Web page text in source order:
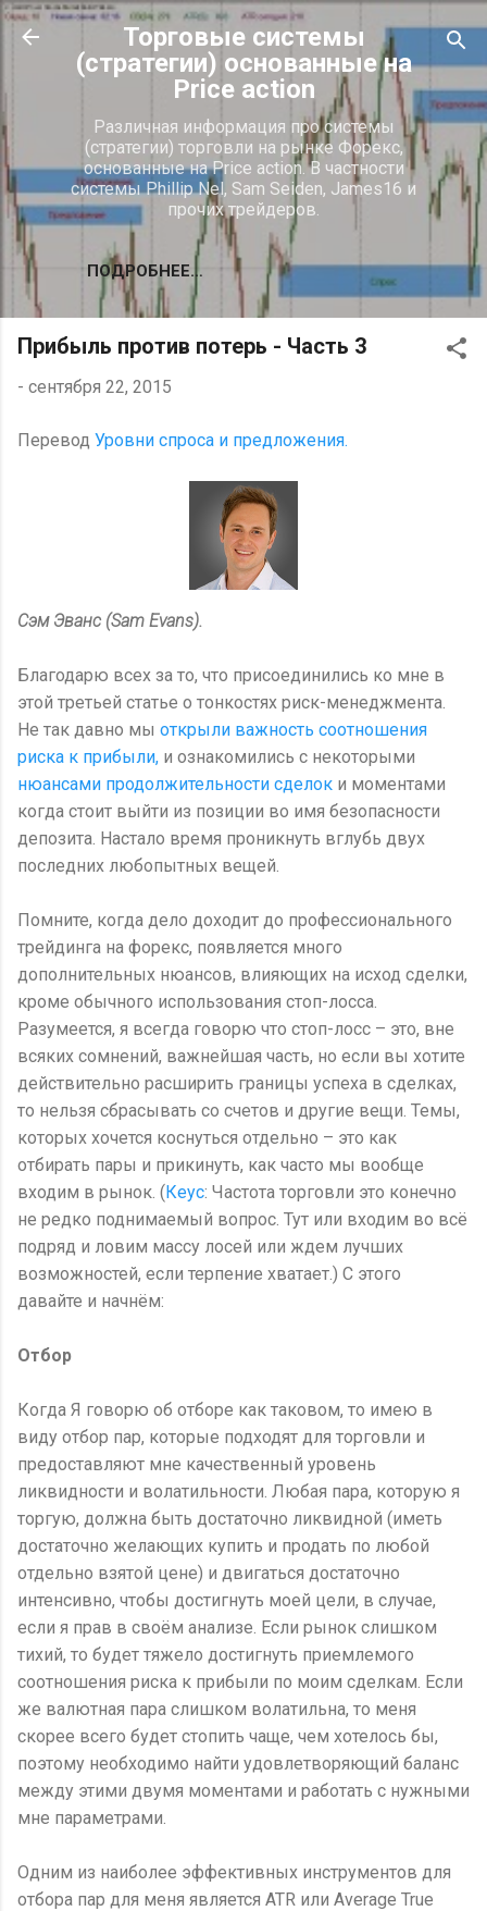
К основному контенту
Торговые системы
(стратегии) основанные на
Price action
Различная информация про системы
(стратегии) торговли на рынке Форекс,
основанные на Price action. В частности
системы Phillip Nel, Sam Seiden, James16 и
прочих трейдеров.
ПОДРОБНЕЕ…
Прибыль против потерь - Часть 3
- сентября 22, 2015
Перевод Уровни спроса и предложения.
Сэм Эванс (Sam Evans).
Благодарю всех за то, что присоединились ко мне в
этой третьей статье о тонкостях риск-менеджмента.
Не так давно мы открыли важность соотношения
риска к прибыли, и ознакомились с некоторыми
нюансами продолжительности сделок и моментами
когда стоит выйти из позиции во имя безопасности
депозита. Настало время проникнуть вглубь двух
последних любопытных вещей.
Помните, когда дело доходит до профессионального
трейдинга на форекс, появляется много
дополнительных нюансов, влияющих на исход сделки,
кроме обычного использования стоп-лосса.
Разумеется, я всегда говорю что стоп-лосс – это, вне
всяких сомнений, важнейшая часть, но если вы хотите
действительно расширить границы успеха в сделках,
то нельзя сбрасывать со счетов и другие вещи. Темы,
которых хочется коснуться отдельно – это как
отбирать пары и прикинуть, как часто мы вообще
входим в рынок. (Кеус: Частота торговли это конечно
не редко поднимаемый вопрос. Тут или входим во всё
подряд и ловим массу лосей или ждем лучших
возможностей, если терпение хватает.) С этого
давайте и начнём:
Отбор
Когда Я говорю об отборе как таковом, то имею в
виду отбор пар, которые подходят для торговли и
предоставляют мне качественный уровень
ликвидности и волатильности. Любая пара, которую я
торгую, должна быть достаточно ликвидной (иметь
достаточно желающих купить и продать по любой
отдельно взятой цене) и двигаться достаточно
интенсивно, чтобы достигнуть моей цели, в случае,
если я прав в своём анализе. Если рынок слишком
тихий, то будет тяжело достигнуть приемлемого
соотношения риска к прибыли по моим сделкам. Если
же валютная пара слишком волатильна, то меня
скорее всего будет стопить чаще, чем хотелось бы,
поэтому необходимо найти удовлетворяющий баланс
между этими двумя моментами и работать с нужными
мне параметрами.
Одним из наиболее эффективных инструментов для
отбора пар для меня является ATR или Average True